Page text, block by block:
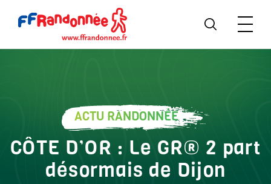
ACTU RANDONNÉE
CÔTE D’OR : Le GR® 2 part
désormais de Dijon